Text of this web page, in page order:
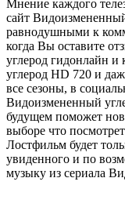
Мнение каждого
сайт
равнодушными к
когда Вы оставите
углерод гидонлайн
углерод HD 720 и
все сезоны, в
Видоизмененный
будущем поможет
выборе что
Лостфильм будет
увиденного и по
музыку из сериала